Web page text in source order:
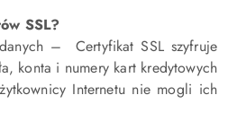
SSL?
– Certyfikat SSL szyfruje
konta i numery kart kredytowych
Internetu nie mogli ich